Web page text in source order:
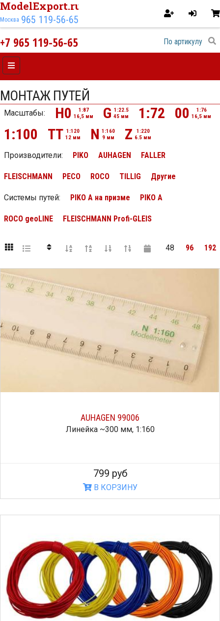
ModelExport.ru
Москва 965 119-56-65
+7 965 119-56-65
МОНТАЖ ПУТЕЙ
Масштабы: H0
1:87
16,5 мм
G 1:22.5
45 мм
1:72 00
1:76
16,5 мм
1:100 TT 1:120
12 мм
N 1:160
9 мм
Z
1:220
6.5 мм
Производители: PIKO AUHAGEN FALLER
FLEISCHMANN PECO ROCO TILLIG Другие
Системы путей: PIKO A на призме PIKO A
ROCO geoLINE FLEISCHMANN Profi-GLEIS
48 96 192
AUHAGEN 99006
Линейка ~300 мм, 1:160
799 руб
В КОРЗИНУ